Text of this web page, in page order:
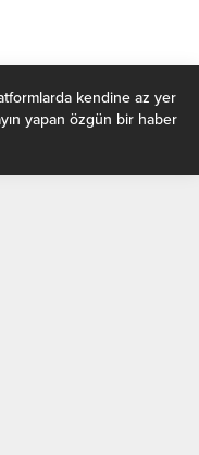
kendine az yer
yapan özgün bir haber